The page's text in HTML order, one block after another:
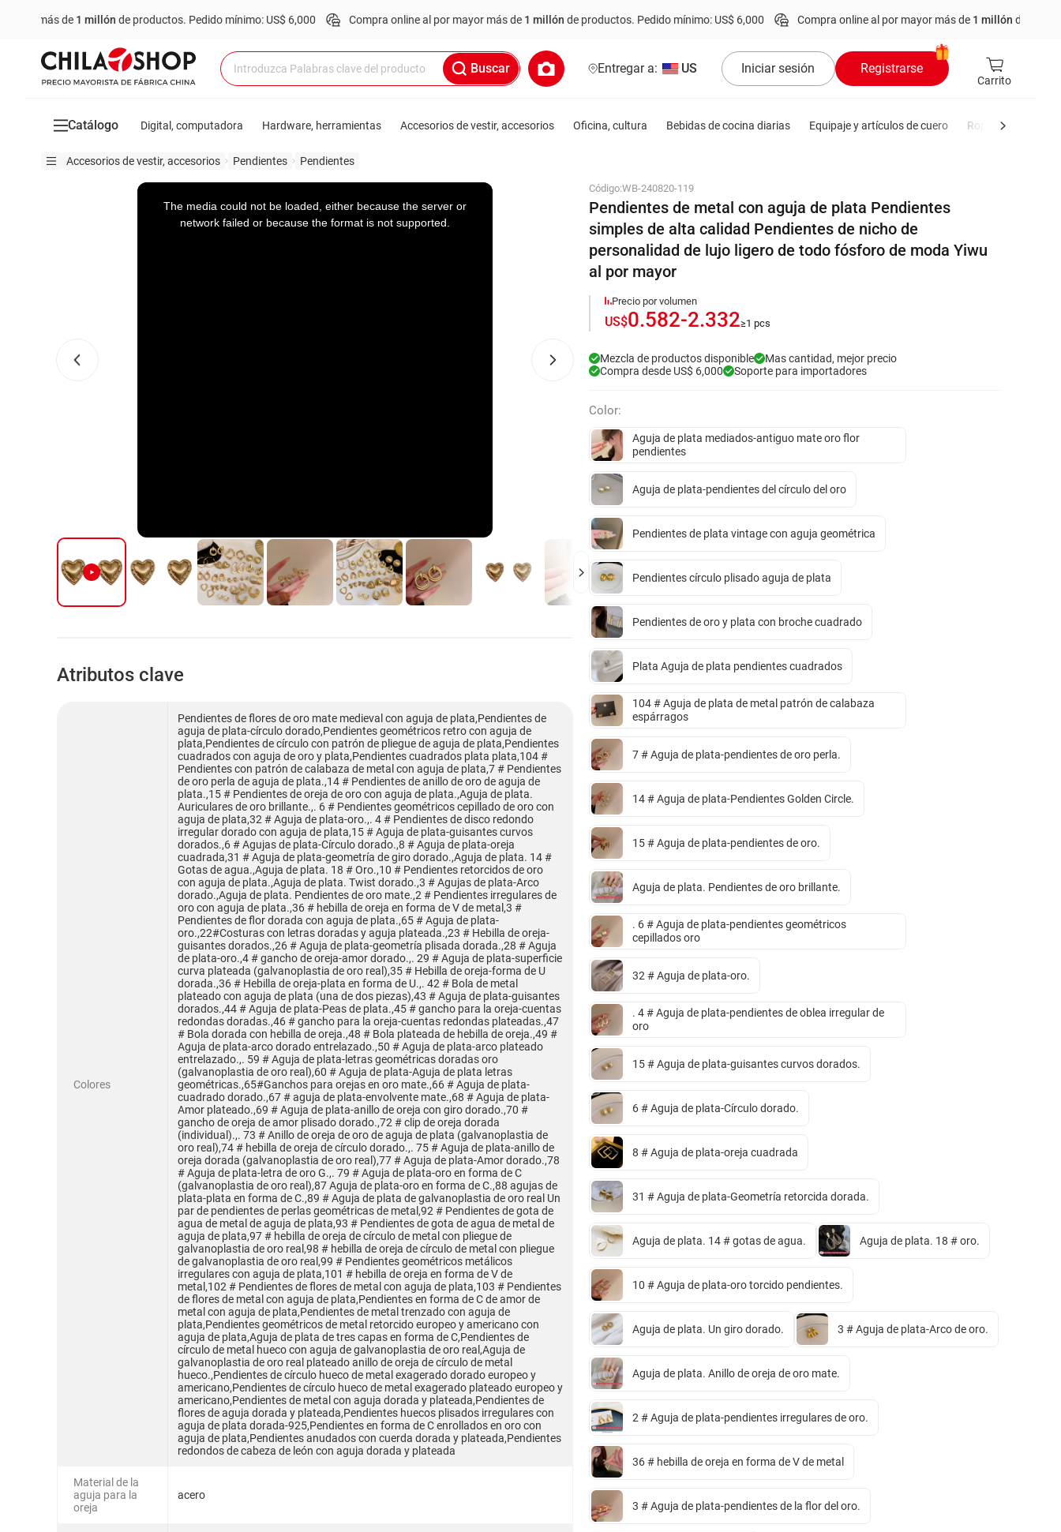
1 millónde productos.Pedido mínimo: US$ 6,000 Compra online al por mayor más de1 millónde productos.Pedido mínimo: US$ 6,000 Compra online al por mayor más de1 millónde productos.
Buscar Entregar a: US Iniciar sesión Registrarse
Carrito
Catálogo Digital, computadora Hardware, herramientas Accesorios de vestir, accesorios Oficina, cultura Bebidas de cocina diarias Equipaje y artículos de cuero Ropa de hombre
Accesorios de vestir, accesorios Pendientes Pendientes
This
The media could not be loaded, either because the server or
network failed or because the format is not supported.
Atributos clave
Colores
Pendientes de flores de oro mate medieval con aguja de plata,Pendientes de
aguja de plata-círculo dorado,Pendientes geométricos retro con aguja de
plata,Pendientes de círculo con patrón de pliegue de aguja de plata,Pendientes
cuadrados con aguja de oro y plata,Pendientes cuadrados plata plata,104 #
Pendientes con patrón de calabaza de metal con aguja de plata,7 # Pendientes
de oro perla de aguja de plata.,14 # Pendientes de anillo de oro de aguja de
plata.,15 # Pendientes de oreja de oro con aguja de plata.,Aguja de plata.
Auriculares de oro brillante.,. 6 # Pendientes geométricos cepillado de oro con
aguja de plata,32 # Aguja de plata-oro.,. 4 # Pendientes de disco redondo
irregular dorado con aguja de plata,15 # Aguja de plata-guisantes curvos
dorados.,6 # Agujas de plata-Círculo dorado.,8 # Aguja de plata-oreja
cuadrada,31 # Aguja de plata-geometría de giro dorado.,Aguja de plata. 14 #
Gotas de agua.,Aguja de plata. 18 # Oro.,10 # Pendientes retorcidos de oro
con aguja de plata.,Aguja de plata. Twist dorado.,3 # Agujas de plata-Arco
dorado.,Aguja de plata. Pendientes de oro mate.,2 # Pendientes irregulares de
oro con aguja de plata.,36 # hebilla de oreja en forma de V de metal,3 #
Pendientes de flor dorada con aguja de plata.,65 # Aguja de plata-
oro.,22#Costuras con letras doradas y aguja plateada.,23 # Hebilla de oreja-
guisantes dorados.,26 # Aguja de plata-geometría plisada dorada.,28 # Aguja
de plata-oro.,4 # gancho de oreja-amor dorado.,. 29 # Aguja de plata-superficie
curva plateada (galvanoplastia de oro real),35 # Hebilla de oreja-forma de U
dorada.,36 # Hebilla de oreja-plata en forma de U.,. 42 # Bola de metal
plateado con aguja de plata (una de dos piezas),43 # Aguja de plata-guisantes
dorados.,44 # Aguja de plata-Peas de plata.,45 # gancho para la oreja-cuentas
redondas doradas.,46 # gancho para la oreja-cuentas redondas plateadas.,47
# Bola dorada con hebilla de oreja.,48 # Bola plateada de hebilla de oreja.,49 #
Aguja de plata-arco dorado entrelazado.,50 # Aguja de plata-arco plateado
entrelazado.,. 59 # Aguja de plata-letras geométricas doradas oro
(galvanoplastia de oro real),60 # Aguja de plata-Aguja de plata letras
geométricas.,65#Ganchos para orejas en oro mate.,66 # Aguja de plata-
cuadrado dorado.,67 # aguja de plata-envolvente mate.,68 # Aguja de plata-
Amor plateado.,69 # Aguja de plata-anillo de oreja con giro dorado.,70 #
gancho de oreja de amor plisado dorado.,72 # clip de oreja dorada
(individual).,. 73 # Anillo de oreja de oro de aguja de plata (galvanoplastia de
oro real),74 # hebilla de oreja de círculo dorado.,. 75 # Aguja de plata-anillo de
oreja dorada (galvanoplastia de oro real),77 # Aguja de plata-Amor dorado.,78
# Aguja de plata-letra de oro G.,. 79 # Aguja de plata-oro en forma de C
(galvanoplastia de oro real),87 Aguja de plata-oro en forma de C.,88 agujas de
plata-plata en forma de C.,89 # Aguja de plata de galvanoplastia de oro real Un
par de pendientes de perlas geométricas de metal,92 # Pendientes de gota de
agua de metal de aguja de plata,93 # Pendientes de gota de agua de metal de
aguja de plata,97 # hebilla de oreja de círculo de metal con pliegue de
galvanoplastia de oro real,98 # hebilla de oreja de círculo de metal con pliegue
de galvanoplastia de oro real,99 # Pendientes geométricos metálicos
irregulares con aguja de plata,101 # hebilla de oreja en forma de V de
metal,102 # Pendientes de flores de metal con aguja de plata,103 # Pendientes
de flores de metal con aguja de plata,Pendientes en forma de C de amor de
metal con aguja de plata,Pendientes de metal trenzado con aguja de
plata,Pendientes geométricos de metal retorcido europeo y americano con
aguja de plata,Aguja de plata de tres capas en forma de C,Pendientes de
círculo de metal hueco con aguja de galvanoplastia de oro real,Aguja de
galvanoplastia de oro real plateado anillo de oreja de círculo de metal
hueco.,Pendientes de círculo hueco de metal exagerado dorado europeo y
americano,Pendientes de círculo hueco de metal exagerado plateado europeo y
americano,Pendientes de metal con aguja dorada y plateada,Pendientes de
flores de aguja dorada y plateada,Pendientes huecos plisados irregulares con
aguja de plata dorada-925,Pendientes en forma de C enrollados en oro con
aguja de plata,Pendientes anudados con cuerda dorada y plateada,Pendientes
redondos de cabeza de león con aguja dorada y plateada
Material de la
aguja para la
oreja
acero
Código:WB-240820-119
Pendientes de metal con aguja de plata Pendientes
simples de alta calidad Pendientes de nicho de
personalidad de lujo ligero de todo fósforo de moda Yiwu
al por mayor
Precio por volumen
US$0.582-2.332≥1 pcs
Mezcla de productos disponible
Mas cantidad, mejor precio
Compra desde US$ 6,000
Soporte para importadores
Color:
Aguja de plata mediados-antiguo mate oro flor
pendientes
Aguja de plata-pendientes del círculo del oro
Pendientes de plata vintage con aguja geométrica
Pendientes círculo plisado aguja de plata
Pendientes de oro y plata con broche cuadrado
Plata Aguja de plata pendientes cuadrados
104 # Aguja de plata de metal patrón de calabaza
espárragos
7 # Aguja de plata-pendientes de oro perla.
14 # Aguja de plata-Pendientes Golden Circle.
15 # Aguja de plata-pendientes de oro.
Aguja de plata. Pendientes de oro brillante.
. 6 # Aguja de plata-pendientes geométricos
cepillados oro
32 # Aguja de plata-oro.
. 4 # Aguja de plata-pendientes de oblea irregular de
oro
15 # Aguja de plata-guisantes curvos dorados.
6 # Aguja de plata-Círculo dorado.
8 # Aguja de plata-oreja cuadrada
31 # Aguja de plata-Geometría retorcida dorada.
Aguja de plata. 14 # gotas de agua. Aguja de plata. 18 # oro.
10 # Aguja de plata-oro torcido pendientes.
Aguja de plata. Un giro dorado. 3 # Aguja de plata-Arco de oro.
Aguja de plata. Anillo de oreja de oro mate.
2 # Aguja de plata-pendientes irregulares de oro.
36 # hebilla de oreja en forma de V de metal
3 # Aguja de plata-pendientes de la flor del oro.